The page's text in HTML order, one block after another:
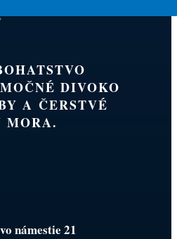
DIVOKO
A ČERSTVÉ
MORA.
námestie 21